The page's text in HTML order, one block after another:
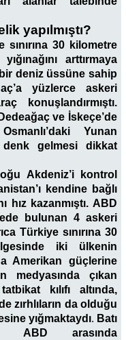
yapılmıştı?
sınırına 30 kilometre
arttırmaya
deniz üssüne sahip
yüzlerce askeri
konuşlandırmıştı.
ve İskeçe’de
Yunan
denk gelmesi dikkat
Akdeniz’i kontrol
kendine bağlı
kazanmıştı. ABD
bulunan 4 askeri
Türkiye sınırına 30
iki ülkenin
Amerikan güçlerine
medyasında çıkan
kılıfı altında,
zırhlıların da olduğu
yığmaktaydı. Batı
ABD arasında